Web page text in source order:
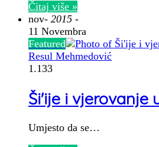
Čitaj više »
nov- 2015 -
11 Novembra
Featured
Resul Mehmedović
1.133
Ši'ije i vjerovanje
Umjesto da se…